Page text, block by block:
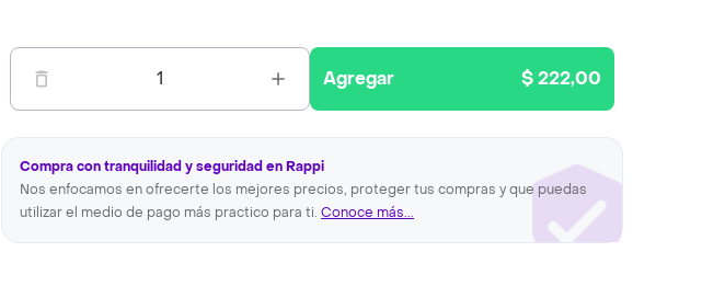
1 Agregar $ 222,00
Compra con tranquilidad y seguridad en Rappi
Nos enfocamos en ofrecerte los mejores precios, proteger tus compras y que puedas
utilizar el medio de pago más practico para ti. Conoce más...